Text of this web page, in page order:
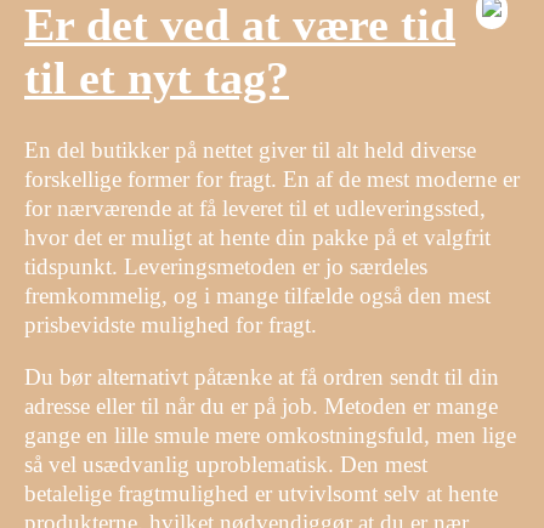
Er det ved at være tid
til et nyt tag?
En del butikker på nettet giver til alt held diverse
forskellige former for fragt. En af de mest moderne er
for nærværende at få leveret til et udleveringssted,
hvor det er muligt at hente din pakke på et valgfrit
tidspunkt. Leveringsmetoden er jo særdeles
fremkommelig, og i mange tilfælde også den mest
prisbevidste mulighed for fragt.
Du bør alternativt påtænke at få ordren sendt til din
adresse eller til når du er på job. Metoden er mange
gange en lille smule mere omkostningsfuld, men lige
så vel usædvanlig uproblematisk. Den mest
betalelige fragtmulighed er utvivlsomt selv at hente
produkterne, hvilket nødvendiggør at du er nær